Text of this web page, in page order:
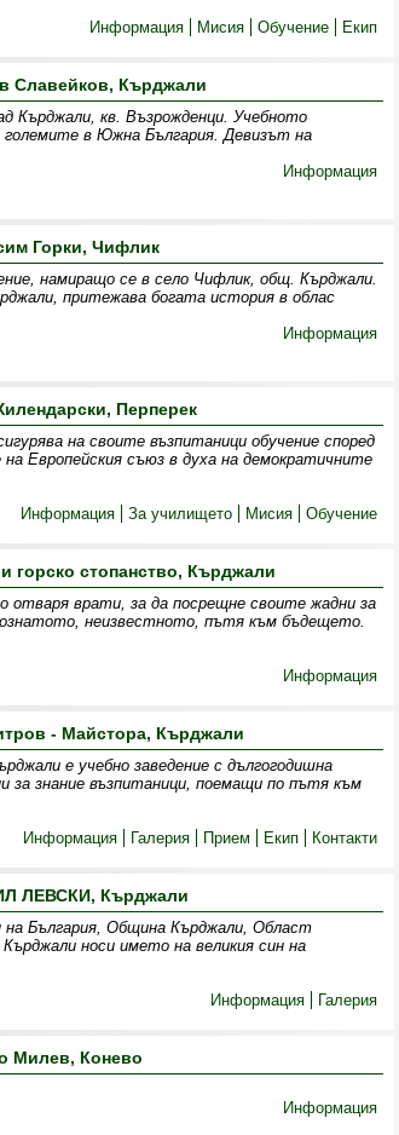
Информация
Мисия Обучение Екип
Славейков, Кърджали
Кърджали, кв. Възрожденци. Учебното
големите в Южна България. Девизът на
Информация
Горки, Чифлик
намиращо се в село Чифлик, общ. Кърджали.
притежава богата история в облас
Информация
Перперек
на своите възпитаници обучение според
Европейския съюз в духа на демократичните
Информация
За училището Мисия Обучение
горско стопанство, Кърджали
отваря врати, за да посрещне своите жадни за
неизвестното, пътя към бъдещето.
Информация
- Майстора, Кърджали
е учебно заведение с дългогодишна
за знание възпитаници, поемащи по пътя към
Информация
Галерия Прием Екип Контакти
ЛЕВСКИ, Кърджали
на България, Община Кърджали, Област
носи името на великия син на
Информация
Галерия
Милев, Конево
Информация